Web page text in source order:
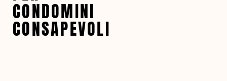
CONDOMINI
CONSAPEVOLI